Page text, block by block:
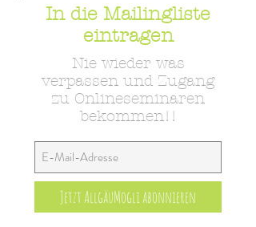
In die Mailingliste
eintragen
Nie wieder was
verpassen und Zugang
zu Onlineseminaren
bekommen!!
Jetzt AllgäuMogli abonnieren